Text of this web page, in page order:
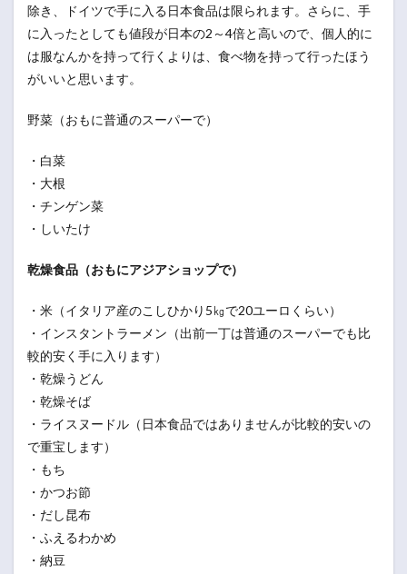
除き、ドイツで手に入る日本食品は限られます。さらに、手
に入ったとしても値段が日本の2～4倍と高いので、個人的に
は服なんかを持って行くよりは、食べ物を持って行ったほう
がいいと思います。
野菜（おもに普通のスーパーで）
・白菜
・大根
・チンゲン菜
・しいたけ
乾燥食品（おもにアジアショップで）
・米（イタリア産のこしひかり5㎏で20ユーロくらい）
・インスタントラーメン（出前一丁は普通のスーパーでも比
較的安く手に入ります）
・乾燥うどん
・乾燥そば
・ライスヌードル（日本食品ではありませんが比較的安いの
で重宝します）
・もち
・かつお節
・だし昆布
・ふえるわかめ
・納豆